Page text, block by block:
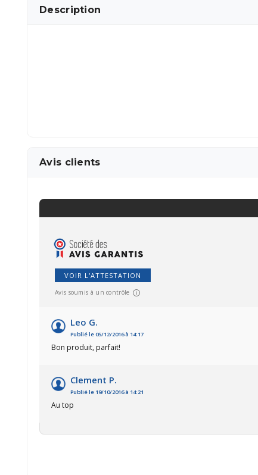
Description
Avis clients
VOIR L'ATTESTATION
Avis soumis à un contrôle
Leo G.
Publié le 05/12/2016 à 14:17
Bon produit, parfait!
Clement P.
Publié le 19/10/2016 à 14:21
Au top